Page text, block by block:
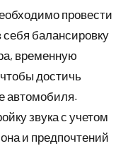
провести
себя балансировку
временную
достичь
автомобиля.
звука с учетом
и предпочтений